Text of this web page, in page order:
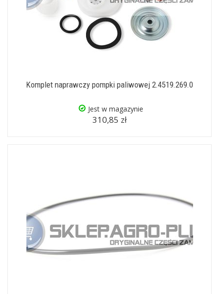
Komplet naprawczy pompki paliwowej 2.4519.269.0
Jest w magazynie
310,85 zł